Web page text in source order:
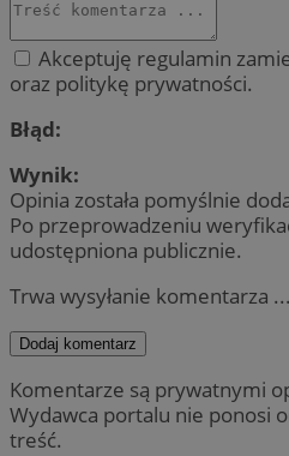
Akceptuję regulamin
oraz politykę prywatności.
Błąd:
Wynik:
Opinia została pomyślnie
Po przeprowadzeniu
udostępniona publicznie.
Trwa wysyłanie komentarza ...
Dodaj komentarz
Komentarze są prywatnymi
Wydawca portalu nie ponosi
treść.